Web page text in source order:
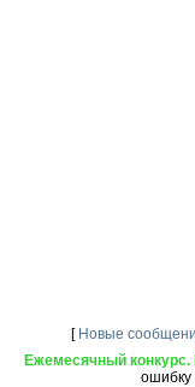
[ Новые
Ежемесячный конкурс.